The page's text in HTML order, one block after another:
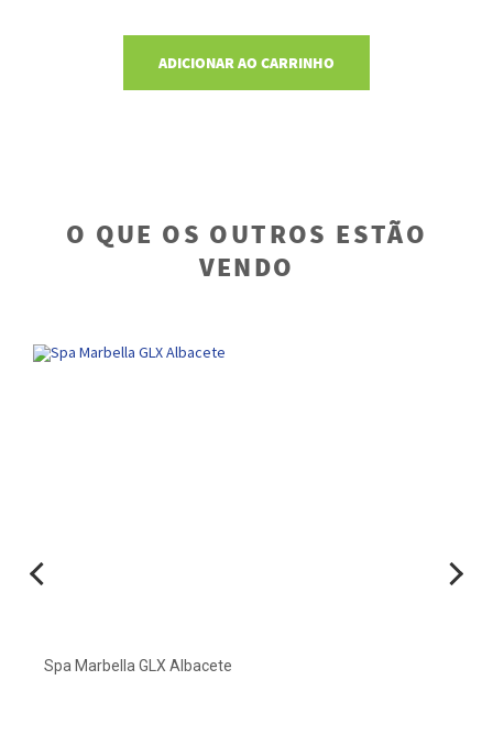
ADICIONAR AO CARRINHO
O QUE OS OUTROS ESTÃO
VENDO
Spa Marbella GLX Albacete